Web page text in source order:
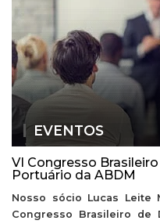
EVENTOS
VI Congresso
Portuário da ABDM
Nosso sócio Lucas Leite
Congresso Brasileiro de